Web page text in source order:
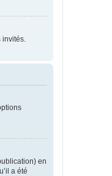
invités.
en
a été